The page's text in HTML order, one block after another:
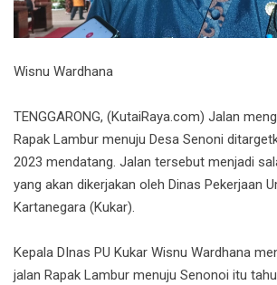
Wisnu Wardhana
TENGGARONG, (KutaiRaya.com) Jalan
Rapak Lambur menuju Desa Senoni
2023 mendatang. Jalan tersebut menjadi
yang akan dikerjakan oleh Dinas Pekerjaan
Kartanegara (Kukar).
Kepala DInas PU Kukar Wisnu Wardhana
jalan Rapak Lambur menuju Senonoi itu